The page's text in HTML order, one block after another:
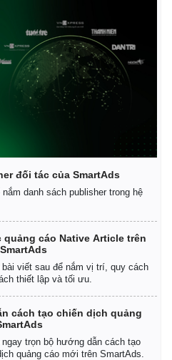
đối tác của SmartAds
danh sách publisher trong hệ
quảng cáo Native Article trên
bài viết sau để nắm vị trí, quy cách
thiết lập và tối ưu.
cách tạo chiến dịch quảng
ngay trọn bộ hướng dẫn cách tạo
quảng cáo mới trên SmartAds.